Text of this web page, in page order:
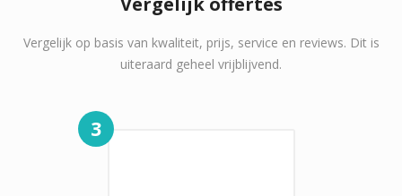
Vergelijk op basis van kwaliteit, prijs, service en reviews. Dit is
uiteraard geheel vrijblijvend.
3